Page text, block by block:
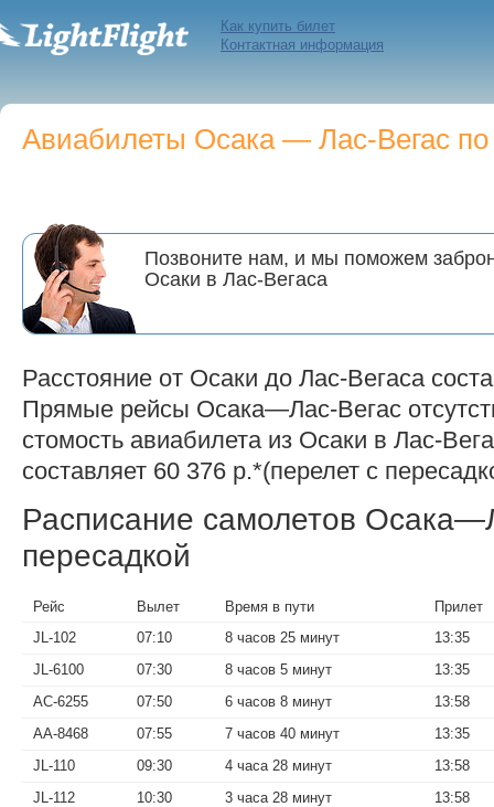
Как купить билет
Контактная информация
Авиабилеты Осака — Лас-Вегас по
Позвоните нам, и мы поможем
Осаки в Лас-Вегаса
Расстояние от Осаки до Лас-Вегаса
Прямые рейсы Осака—Лас-Вегас
стомость авиабилета из Осаки в Лас-
составляет 60 376 р.*(перелет с
Расписание самолетов
пересадкой
Рейс Вылет Время в пути
Прилет
JL-102
07:10 8 часов 25 минут
13:35
JL-6100
07:30 8 часов 5 минут
13:35
AC-6255
07:50 6 часов 8 минут
13:58
AA-8468
07:55 7 часов 40 минут
13:35
JL-110
09:30 4 часа 28 минут
13:58
JL-112
10:30 3 часа 28 минут
13:58